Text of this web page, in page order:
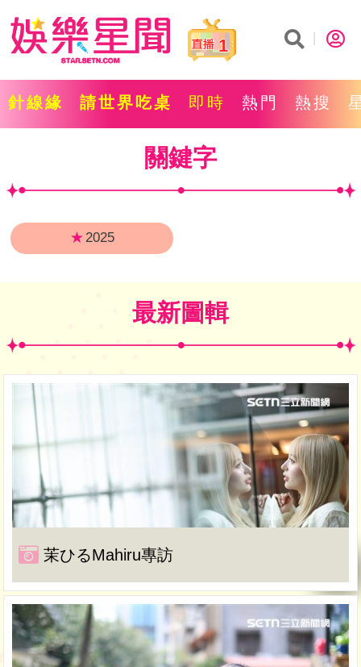
1
針線緣 請世界吃桌 即時 熱門 熱搜
關鍵字
★2025
最新圖輯
茉ひるMahiru專訪